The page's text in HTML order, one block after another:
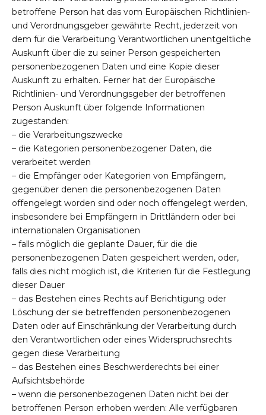
betroffene Person hat das vom Europäischen Richtlinien-
und Verordnungsgeber gewährte Recht, jederzeit von
dem für die Verarbeitung Verantwortlichen unentgeltliche
Auskunft über die zu seiner Person gespeicherten
personenbezogenen Daten und eine Kopie dieser
Auskunft zu erhalten. Ferner hat der Europäische
Richtlinien- und Verordnungsgeber der betroffenen
Person Auskunft über folgende Informationen
zugestanden:
– die Verarbeitungszwecke
– die Kategorien personenbezogener Daten, die
verarbeitet werden
– die Empfänger oder Kategorien von Empfängern,
gegenüber denen die personenbezogenen Daten
offengelegt worden sind oder noch offengelegt werden,
insbesondere bei Empfängern in Drittländern oder bei
internationalen Organisationen
– falls möglich die geplante Dauer, für die die
personenbezogenen Daten gespeichert werden, oder,
falls dies nicht möglich ist, die Kriterien für die Festlegung
dieser Dauer
– das Bestehen eines Rechts auf Berichtigung oder
Löschung der sie betreffenden personenbezogenen
Daten oder auf Einschränkung der Verarbeitung durch
den Verantwortlichen oder eines Widerspruchsrechts
gegen diese Verarbeitung
– das Bestehen eines Beschwerderechts bei einer
Aufsichtsbehörde
– wenn die personenbezogenen Daten nicht bei der
betroffenen Person erhoben werden: Alle verfügbaren